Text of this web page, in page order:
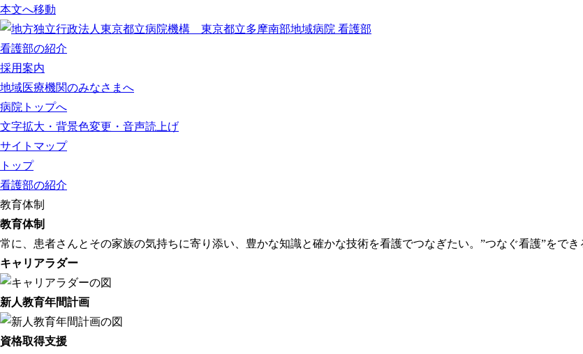
本文へ移動
看護部の紹介
採用案内
地域医療機関のみなさまへ
病院トップへ
文字拡大・背景色変更・音声読上げ
サイトマップ
トップ
看護部の紹介
教育体制
教育体制
常に、患者さんとその家族の気持ちに寄り添い、豊かな知識と確かな技術を看護でつなぎたい。”つなぐ看護”をで
キャリアラダー
新人教育年間計画
資格取得支援